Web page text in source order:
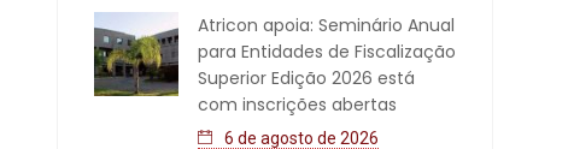
Atricon apoia: Seminário Anual
para Entidades de Fiscalização
Superior Edição 2026 está
com inscrições abertas
6 de agosto de 2026